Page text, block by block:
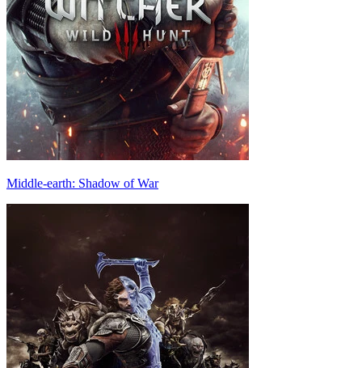
Middle-earth: Shadow of War